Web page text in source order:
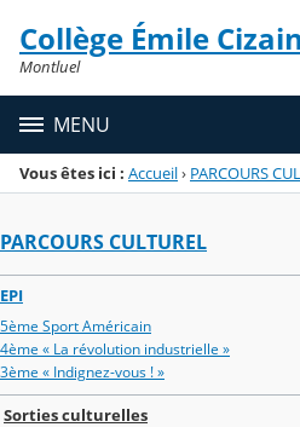
Menu de la rubrique
Contenu
Collège Émile Cizain
Montluel
MENU
Vous êtes ici : Accueil› PARCOURS
PARCOURS CULTUREL
EPI
5ème Sport Américain
4ème « La révolution industrielle »
3ème « Indignez-vous ! »
Sorties culturelles